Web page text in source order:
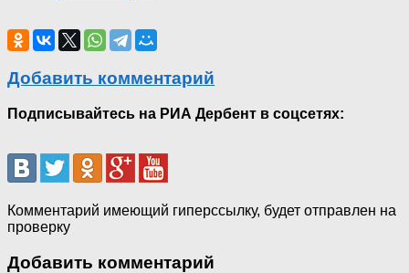
Добавить комментарий
Подписывайтесь на РИА Дербент в соцсетях:
Комментарий имеющий гиперссылку, будет отправлен на
проверку
Добавить комментарий